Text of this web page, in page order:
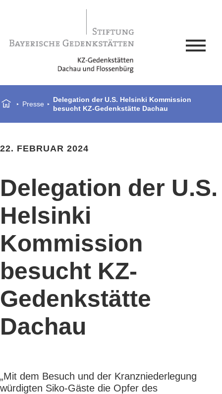
Presse
Delegation der U.S. Helsinki Kommission
besucht KZ-Gedenkstätte Dachau
22. FEBRUAR 2024
Delegation der U.S.
Helsinki
Kommission
besucht KZ-
Gedenkstätte
Dachau
„Mit dem Besuch und der Kranzniederlegung
würdigten Siko-Gäste die Opfer des